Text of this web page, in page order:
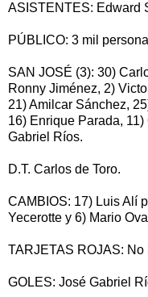
ASISTENTES: Edward
PÚBLICO: 3 mil
SAN JOSÉ (3): 30)
Ronny Jiménez, 2)
21) Amilcar Sánchez,
16) Enrique Parada,
Gabriel Ríos.
D.T. Carlos de Toro.
CAMBIOS: 17) Luis Alí
Yecerotte y 6) Mario
TARJETAS ROJAS: No
GOLES: José Gabriel